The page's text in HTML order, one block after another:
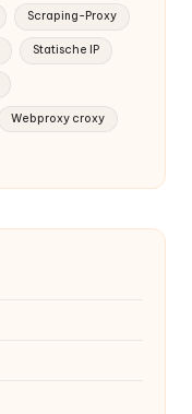
Scraping-Proxy
Statische IP
Webproxy croxy